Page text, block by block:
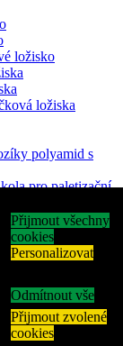
Přijmout všechny
cookies
Personalizovat
Odmítnout vše
Přijmout zvolené
cookies
ložisko
ložiska
polyamid s
pro paletizační
polyuretanová
kola pro
šedá obruč-